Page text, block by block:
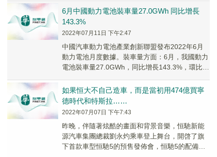
6月中國動力電池裝車量27.0GWh 同比增長
143.3%
2022年07月11日 下午2:47
中國汽車動力電池產業創新聯盟發布2022年6月
動力電池月度數據。裝車量方面：6月，我國動力
電池裝車量27.0GWh，同比增長143.3%，環比增
如果恒大不自己造車，而是當初用474億買寧
德時代和特斯拉……
2022年07月07日 下午7:43
昨晚，伴隨著炫酷的畫面和背景音樂，恒馳新能
源汽車集團總裁劉永灼乘車登上舞台，開啓了旗
下首款車型恒馳5的預售發佈會，恒馳5的配備詳